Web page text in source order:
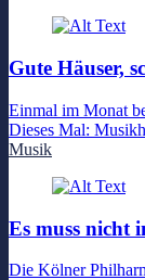
Gute Häuser,
Einmal im Monat
Dieses Mal:
Musik
Es muss nicht
Die Kölner